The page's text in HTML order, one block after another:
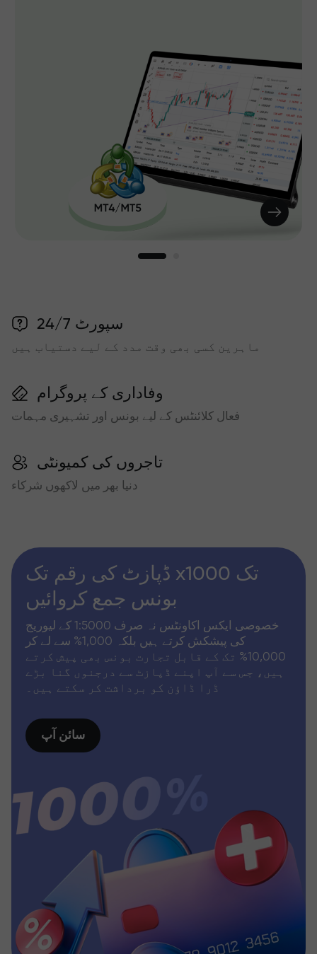
سپورٹ 24/7
ماہرین کسی بھی وقت مدد کے لیے دستیاب ہیں
وفاداری کے پروگرام
فعال کلائنٹس کے لیے بونس اور تشہیری مہمات
تاجروں کی کمیونٹی
دنیا بھر میں لاکھوں شرکاء
ڈپازٹ کی رقم تک x1000 تک
بونس جمع کروائیں
خصوصی ایکس اکاونٹس نہ صرف 1:5000 کے لیوریج
کی پیشکش کرتے ہیں بلکہ 1,000% سے لے کر
10,000% تک کے قابل تجارت بونس بھی پیش کرتے
ہیں، جس سے آپ اپنے ڈپازٹ سے درجنوں گنا بڑے
ڈرا ڈاؤن کو برداشت کر سکتے ہیں۔
سائن آپ